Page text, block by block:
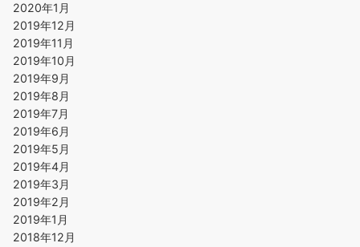
2020年1月
2019年12月
2019年11月
2019年10月
2019年9月
2019年8月
2019年7月
2019年6月
2019年5月
2019年4月
2019年3月
2019年2月
2019年1月
2018年12月